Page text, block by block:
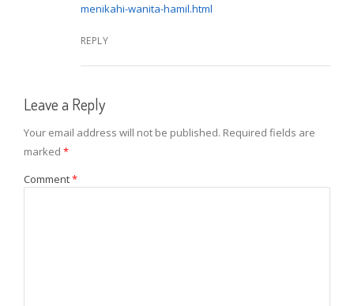
menikahi-wanita-hamil.html
REPLY
Leave a Reply
Your email address will not be published. Required fields are
marked *
Comment*